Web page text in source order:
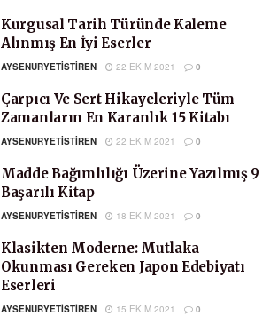
Kurgusal Tarih Türünde Kaleme
Alınmış En İyi Eserler
AYSENURYETISTIREN 22 EKIM 2021 0
Çarpıcı Ve Sert Hikayeleriyle Tüm
Zamanların En Karanlık 15 Kitabı
AYSENURYETISTIREN 22 EKIM 2021 0
Madde Bağımlılığı Üzerine Yazılmış 9
Başarılı Kitap
AYSENURYETISTIREN 18 EKIM 2021 0
Klasikten Moderne: Mutlaka
Okunması Gereken Japon Edebiyatı
Eserleri
AYSENURYETISTIREN 15 EKIM 2021 0